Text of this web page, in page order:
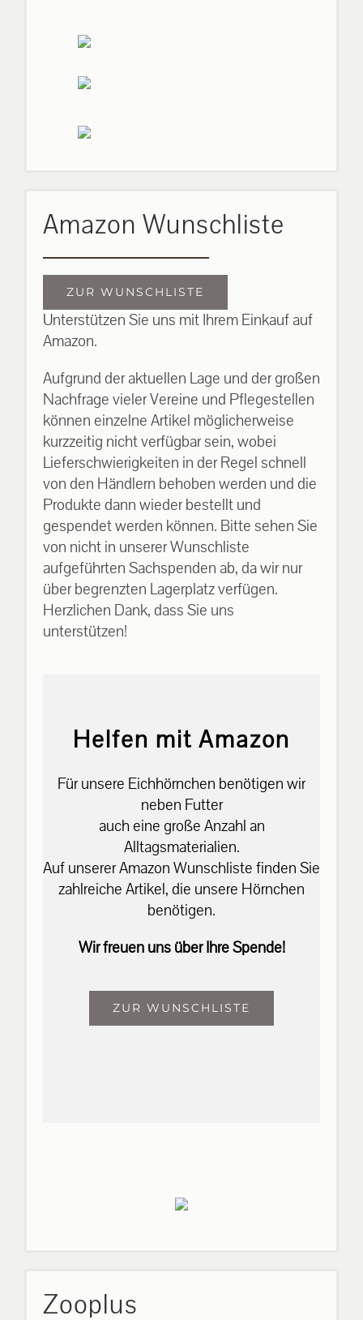
Amazon Wunschliste
ZUR WUNSCHLISTE
Unterstützen Sie uns mit Ihrem Einkauf auf
Amazon.
Aufgrund der aktuellen Lage und der großen
Nachfrage vieler Vereine und Pflegestellen
können einzelne Artikel möglicherweise
kurzzeitig nicht verfügbar sein, wobei
Lieferschwierigkeiten in der Regel schnell
von den Händlern behoben werden und die
Produkte dann wieder bestellt und
gespendet werden können. Bitte sehen Sie
von nicht in unserer Wunschliste
aufgeführten Sachspenden ab, da wir nur
über begrenzten Lagerplatz verfügen.
Herzlichen Dank, dass Sie uns
unterstützen!
Helfen mit Amazon
Für unsere Eichhörnchen benötigen wir
neben Futter
auch eine große Anzahl an
Alltagsmaterialien.
Auf unserer Amazon Wunschliste finden Sie
zahlreiche Artikel, die unsere Hörnchen
benötigen.
Wir freuen uns über Ihre Spende!
ZUR WUNSCHLISTE
Zooplus